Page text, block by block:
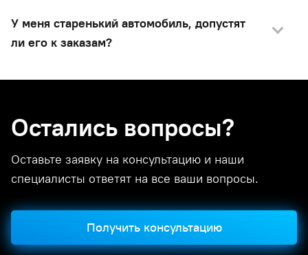
У меня старенький автомобиль, допустят
ли его к заказам?
Остались вопросы?
Оставьте заявку на консультацию и наши
специалисты ответят на все ваши вопросы.
Получить консультацию